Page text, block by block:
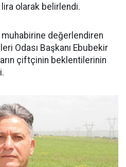
lira olarak belirlendi.
muhabirine değerlendiren
Odası Başkanı Ebubekir
çiftçinin beklentilerinin